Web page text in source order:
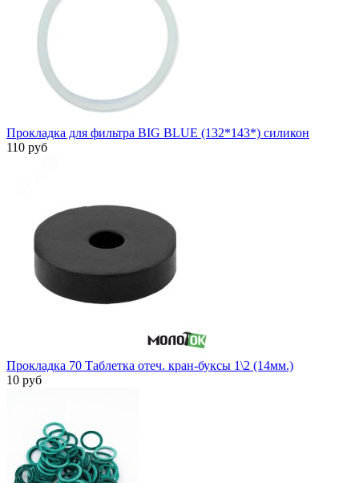
Прокладка для фильтра BIG BLUE (132*143*) силикон
110 руб
Прокладка 70 Таблетка отеч. кран-буксы 1\2 (14мм.)
10 руб